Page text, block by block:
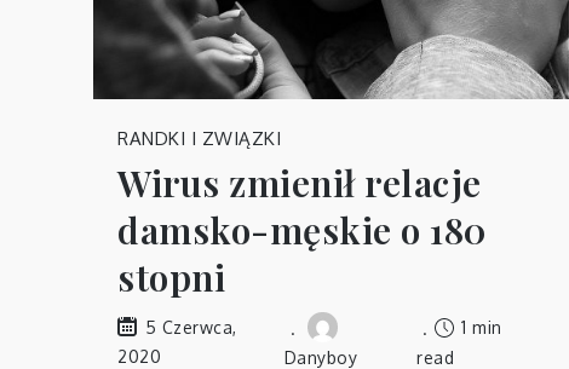
RANDKI I ZWIĄZKI
Wirus zmienił relacje
damsko-męskie o 180
stopni
5 Czerwca,
2020
Danyboy
1 min
read